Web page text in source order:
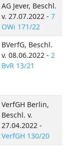
AG Jever, Beschl.
v. 27.07.2022 - 7
OWi 171/22
BVerfG, Beschl.
v. 08.06.2022 - 2
BvR 13/21
VerfGH Berlin,
Beschl. v.
27.04.2022 -
VerfGH 130/20